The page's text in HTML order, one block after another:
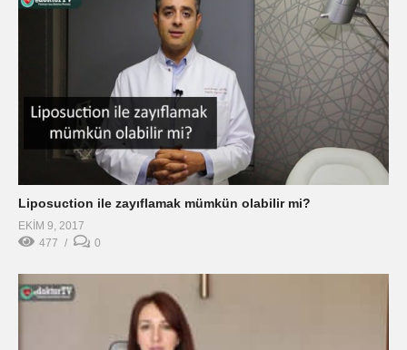
Liposuction ile zayıflamak mümkün olabilir mi?
EKIM 9, 2017
477
0